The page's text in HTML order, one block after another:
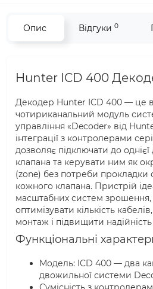
Опис Відгуки 0
Hunter ICD 400
Декодер Hunter ICD 400 — це
чотириканальний модуль
управління «Decoder» від
інтеграції з контролерами
дозволяє підключати до однієї
клапана та керувати ним як
(zone) без потреби прокладки
кожного клапана. Пристрій
масштабних систем
оптимізувати кількість
монтаж і підвищити
Функціональні
Модель: ICD 400 — два
двожильної системи